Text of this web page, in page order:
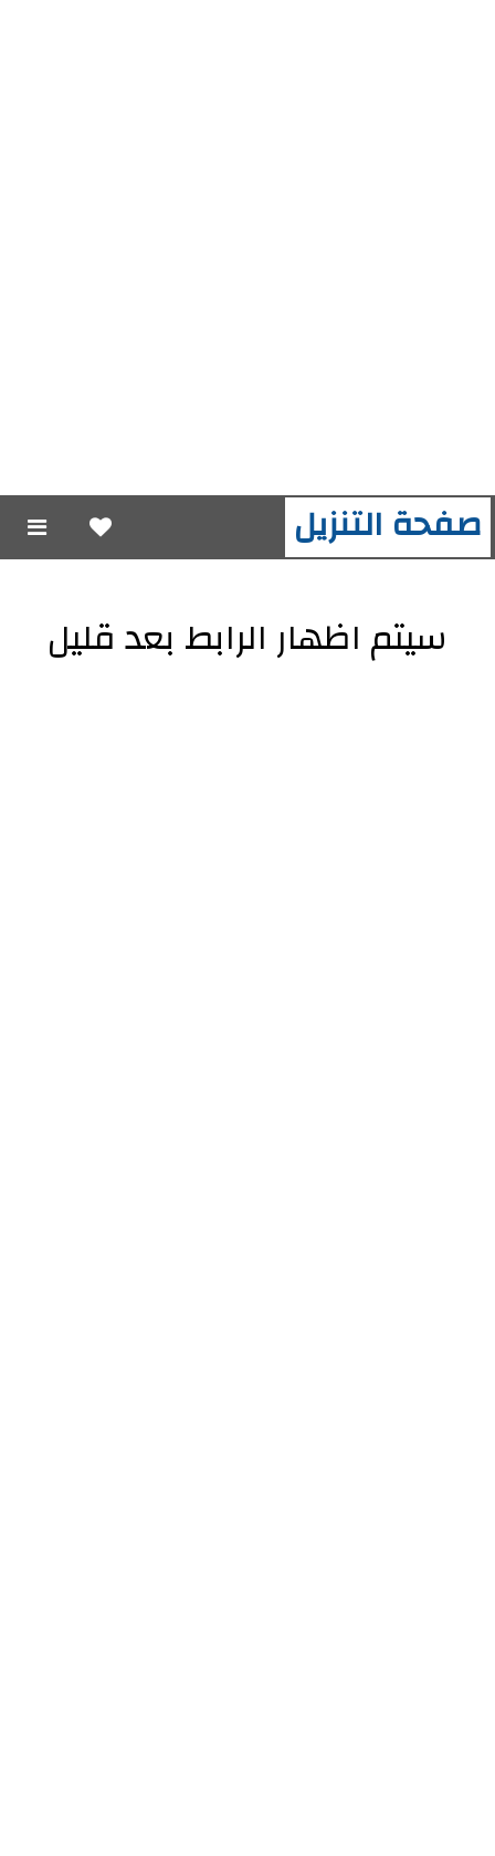
صفحة التنزيل
سيتم اظهار الرابط بعد قليل